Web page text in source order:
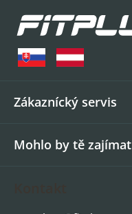
Zákaznícký servis
Mohlo by tě zajímat